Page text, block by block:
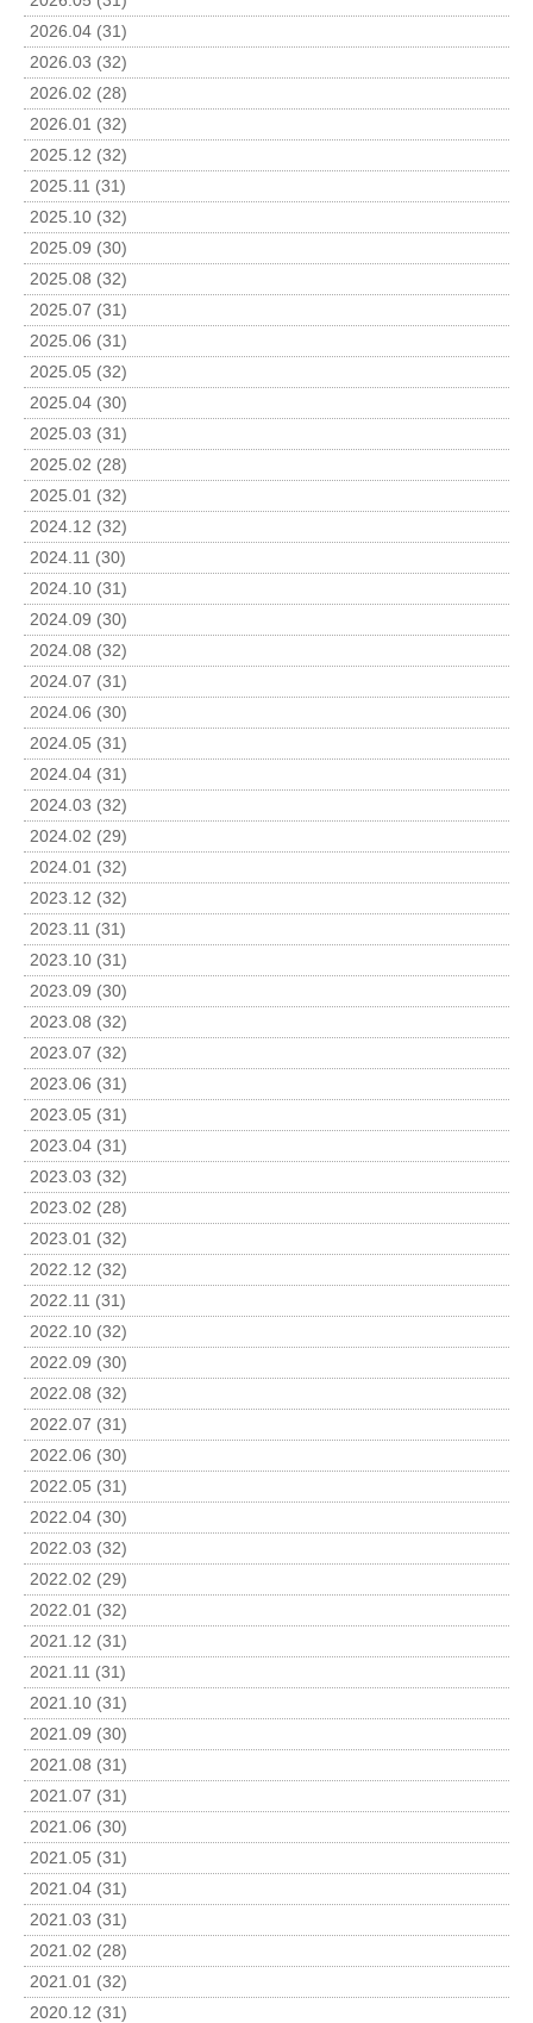
2026.04 (31)
2026.03 (32)
2026.02 (28)
2026.01 (32)
2025.12 (32)
2025.11 (31)
2025.10 (32)
2025.09 (30)
2025.08 (32)
2025.07 (31)
2025.06 (31)
2025.05 (32)
2025.04 (30)
2025.03 (31)
2025.02 (28)
2025.01 (32)
2024.12 (32)
2024.11 (30)
2024.10 (31)
2024.09 (30)
2024.08 (32)
2024.07 (31)
2024.06 (30)
2024.05 (31)
2024.04 (31)
2024.03 (32)
2024.02 (29)
2024.01 (32)
2023.12 (32)
2023.11 (31)
2023.10 (31)
2023.09 (30)
2023.08 (32)
2023.07 (32)
2023.06 (31)
2023.05 (31)
2023.04 (31)
2023.03 (32)
2023.02 (28)
2023.01 (32)
2022.12 (32)
2022.11 (31)
2022.10 (32)
2022.09 (30)
2022.08 (32)
2022.07 (31)
2022.06 (30)
2022.05 (31)
2022.04 (30)
2022.03 (32)
2022.02 (29)
2022.01 (32)
2021.12 (31)
2021.11 (31)
2021.10 (31)
2021.09 (30)
2021.08 (31)
2021.07 (31)
2021.06 (30)
2021.05 (31)
2021.04 (31)
2021.03 (31)
2021.02 (28)
2021.01 (32)
2020.12 (31)